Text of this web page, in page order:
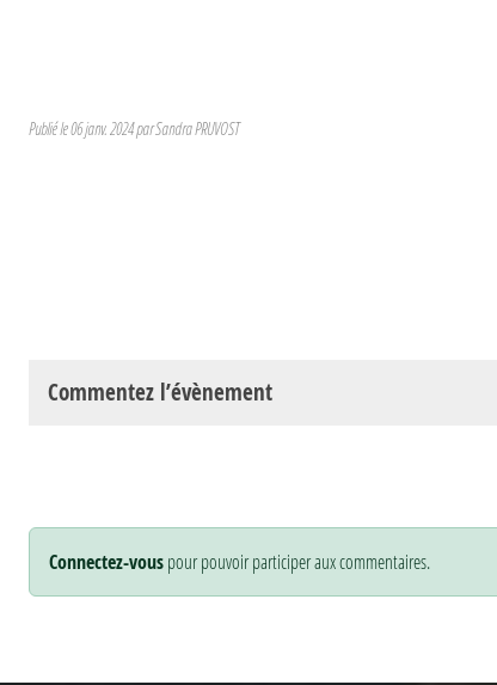
Publié le06 janv. 2024parSandra PRUVOST
Commentez l’évènement
Connectez-vouspour pouvoir participer aux commentaires.